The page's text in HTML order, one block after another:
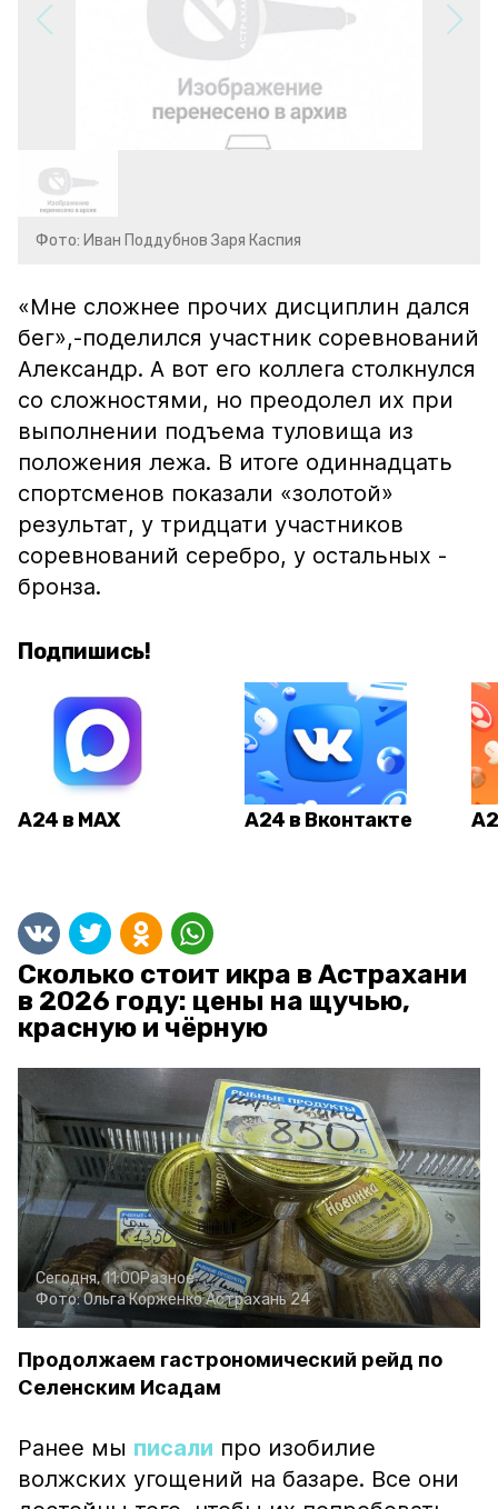
Фото: Иван Поддубнов Заря Каспия
«Мне сложнее прочих дисциплин дался
бег»,-поделился участник соревнований
Александр. А вот его коллега столкнулся
со сложностями, но преодолел их при
выполнении подъема туловища из
положения лежа. В итоге одиннадцать
спортсменов показали «золотой»
результат, у тридцати участников
соревнований серебро, у остальных -
бронза.
Подпишись!
А24 в MAX А24 в Вконтакте
Сколько стоит икра в Астрахани
в 2026 году: цены на щучью,
красную и чёрную
Сегодня, 11:00Разное
Фото:Ольга КорженкоАстрахань 24
Продолжаем гастрономический рейд по
Селенским Исадам
Ранее мы писали про изобилие
волжских угощений на базаре. Все они